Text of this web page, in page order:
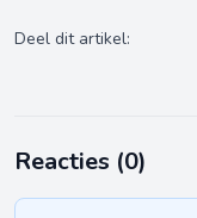
Deel dit artikel:
Reacties (0)